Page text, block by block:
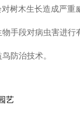
树木生长造成严
手段对病虫害进
防治技术。
艺